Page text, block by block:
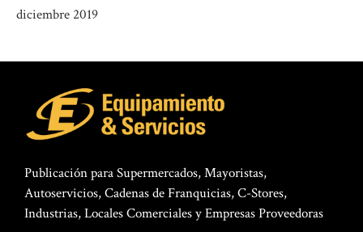
diciembre 2019
Publicación para Supermercados, Mayoristas,
Autoservicios, Cadenas de Franquicias, C-Stores,
Industrias, Locales Comerciales y Empresas Proveedoras